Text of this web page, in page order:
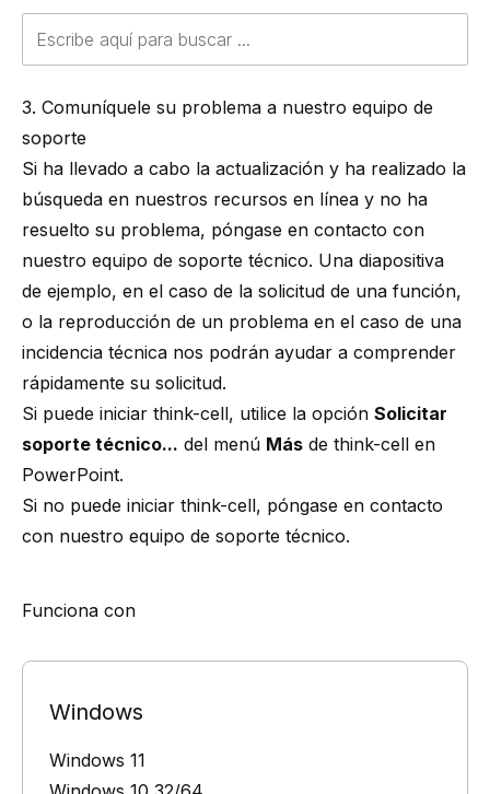
3. Comuníquele su problema a nuestro equipo de
soporte
Si ha llevado a cabo la actualización y ha realizado la
búsqueda en nuestros recursos en línea y no ha
resuelto su problema, póngase en contacto con
nuestro equipo de soporte técnico. Una diapositiva
de ejemplo, en el caso de la solicitud de una función,
o la reproducción de un problema en el caso de una
incidencia técnica nos podrán ayudar a comprender
rápidamente su solicitud.
Si puede iniciar think-cell, utilice la opción Solicitar
soporte técnico... del menú Más de think-cell en
PowerPoint.
Si no puede iniciar think-cell, póngase en contacto
con nuestro equipo de soporte técnico.
Funciona con
Windows
Windows 11